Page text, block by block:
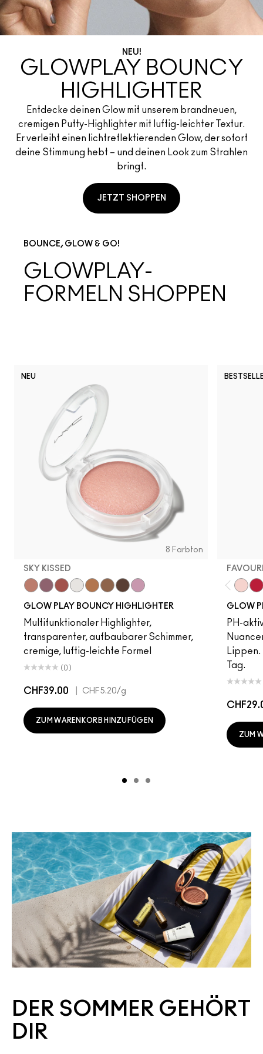
ALLE GESICHTSPRODUKTE SHOPPEN
Mini-M·A·C
ALLE AUGENPRODUKTE SHOPPEN
ALLE PINSEL KAUFEN
NEU!
GLOWPLAY BOUNCY
HIGHLIGHTER
Entdecke deinen Glow mit unserem brandneuen,
cremigen Putty-Highlighter mit luftig-leichter Textur.
Er verleiht einen lichtreflektierenden Glow, der sofort
deine Stimmung hebt – und deinen Look zum Strahlen
bringt.
JETZT SHOPPEN
BOUNCE, GLOW & GO!
GLOWPLAY-
FORMELN SHOPPEN
NEU
8 Farbton
SKY KISSED
GLOW PLAY BOUNCY HIGHLIGHTER
Multifunktionaler Highlighter,
transparenter, aufbaubarer Schimmer,
cremige, luftig-leichte Formel
(0)
CHF39.00 CHF5.20/g
ZUM WARENKORB HINZUFÜGEN
GLOW
PH-
Lippen.
Tag.
ZUM
DER SOMMER GEHÖRT
DIR